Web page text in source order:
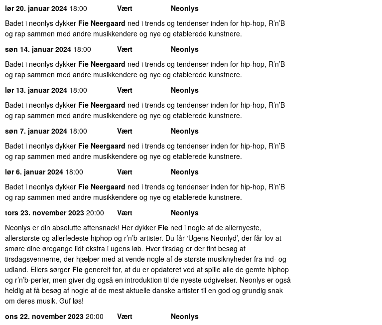
lør 20. januar 2024 18:00 Vært
Neonlys
Badet i neonlys dykker Fie Neergaard ned i trends og tendenser inden for hip-hop, R’n’B
og rap sammen med andre musikkendere og nye og etablerede kunstnere.
søn 14. januar 2024 18:00 Vært
Neonlys
Badet i neonlys dykker Fie Neergaard ned i trends og tendenser inden for hip-hop, R’n’B
og rap sammen med andre musikkendere og nye og etablerede kunstnere.
lør 13. januar 2024 18:00 Vært
Neonlys
Badet i neonlys dykker Fie Neergaard ned i trends og tendenser inden for hip-hop, R’n’B
og rap sammen med andre musikkendere og nye og etablerede kunstnere.
søn 7. januar 2024 18:00 Vært
Neonlys
Badet i neonlys dykker Fie Neergaard ned i trends og tendenser inden for hip-hop, R’n’B
og rap sammen med andre musikkendere og nye og etablerede kunstnere.
lør 6. januar 2024 18:00 Vært
Neonlys
Badet i neonlys dykker Fie Neergaard ned i trends og tendenser inden for hip-hop, R’n’B
og rap sammen med andre musikkendere og nye og etablerede kunstnere.
tors 23. november 2023 20:00 Vært
Neonlys
Neonlys er din absolutte aftensnack! Her dykker Fie ned i nogle af de allernyeste,
allerstørste og allerfedeste hiphop og r’n’b-artister. Du får ‘Ugens Neonlyd’, der får lov at
smøre dine øregange lidt ekstra i ugens løb. Hver tirsdag er der fint besøg af
tirsdagsvennerne, der hjælper med at vende nogle af de største musiknyheder fra ind- og
udland. Ellers sørger Fie generelt for, at du er opdateret ved at spille alle de gemte hiphop
og r’n’b-perler, men giver dig også en introduktion til de nyeste udgivelser. Neonlys er også
heldig at få besøg af nogle af de mest aktuelle danske artister til en god og grundig snak
om deres musik. Guf løs!
ons 22. november 2023 20:00 Vært
Neonlys